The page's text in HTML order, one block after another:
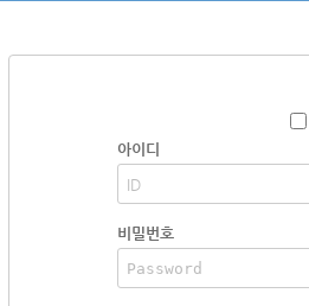
아이디
비밀번호